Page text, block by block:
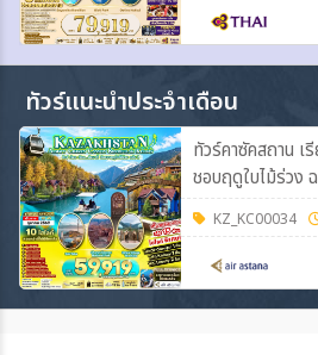
ทัวร์แนะนำประจำเดือน
ทัวร์คาซัคสถาน เ
ชอบฤดูใบไม้ร่วง
(KC)KZ_KC00034